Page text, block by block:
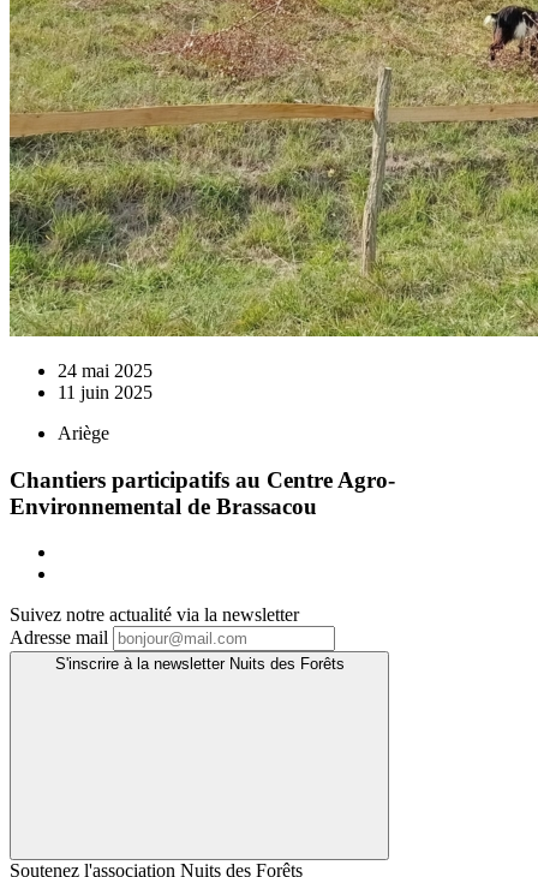
24 mai 2025
11 juin 2025
Ariège
Chantiers participatifs au Centre Agro-
Environnemental de Brassacou
Suivez notre actualité via la newsletter
Adresse mail
S'inscrire à la newsletter Nuits des Forêts
Soutenez l'association Nuits des Forêts